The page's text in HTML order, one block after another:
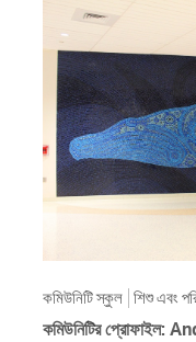
কমিউনিটি স্কুল শিশু এবং
কমিউনিটির প্রোফাইল: